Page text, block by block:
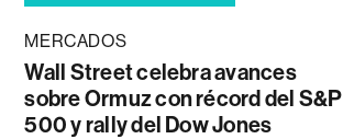
MERCADOS
Wall Street celebra avances
sobre Ormuz con récord del S&P
500 y rally del Dow Jones